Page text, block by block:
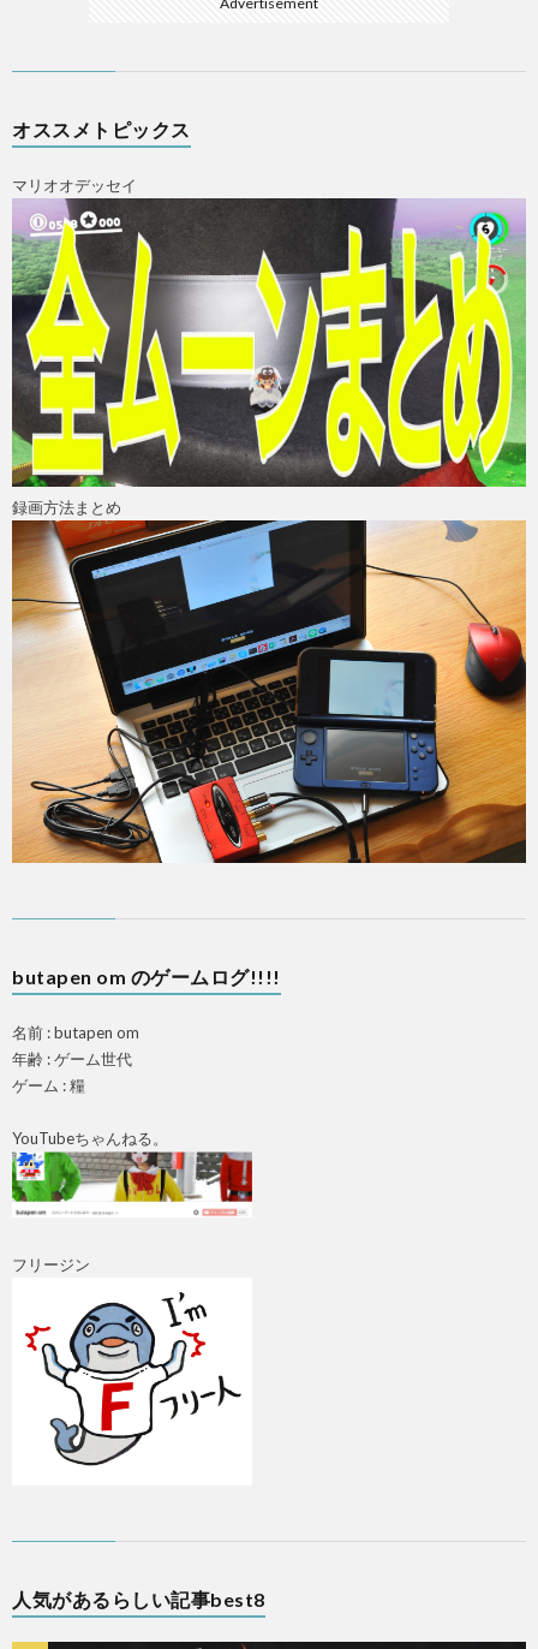
オススメトピックス
マリオオデッセイ
録画方法まとめ
butapen om のゲームログ!!!!
名前 : butapen om
年齢 : ゲーム世代
ゲーム : 糧
YouTubeちゃんねる。
フリージン
人気があるらしい記事best8